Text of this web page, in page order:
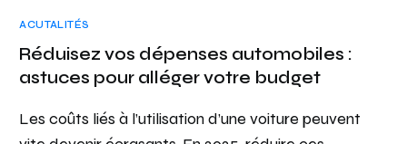
ACUTALITÉS
Réduisez vos dépenses automobiles :
astuces pour alléger votre budget
Les coûts liés à l’utilisation d’une voiture peuvent